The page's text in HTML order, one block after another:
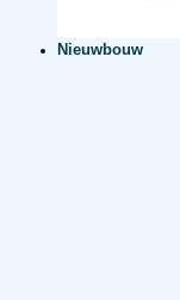
Nieuwbouw